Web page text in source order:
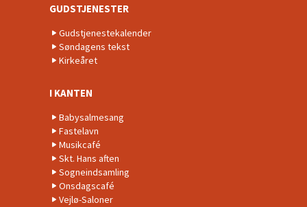
GUDSTJENESTER
Gudstjenestekalender
Søndagens tekst
Kirkeåret
I KANTEN
Babysalmesang
Fastelavn
Musikcafé
Skt. Hans aften
Sogneindsamling
Onsdagscafé
Vejlø-Saloner